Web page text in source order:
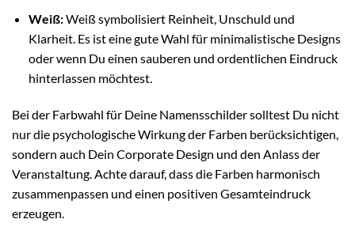
Weiß:Weiß symbolisiert Reinheit, Unschuld und
Klarheit. Es ist eine gute Wahl für minimalistische Designs
oder wenn Du einen sauberen und ordentlichen Eindruck
hinterlassen möchtest.
Bei der Farbwahl für Deine Namensschilder solltest Du nicht
nur die psychologische Wirkung der Farben berücksichtigen,
sondern auch Dein Corporate Design und den Anlass der
Veranstaltung. Achte darauf, dass die Farben harmonisch
zusammenpassen und einen positiven Gesamteindruck
erzeugen.